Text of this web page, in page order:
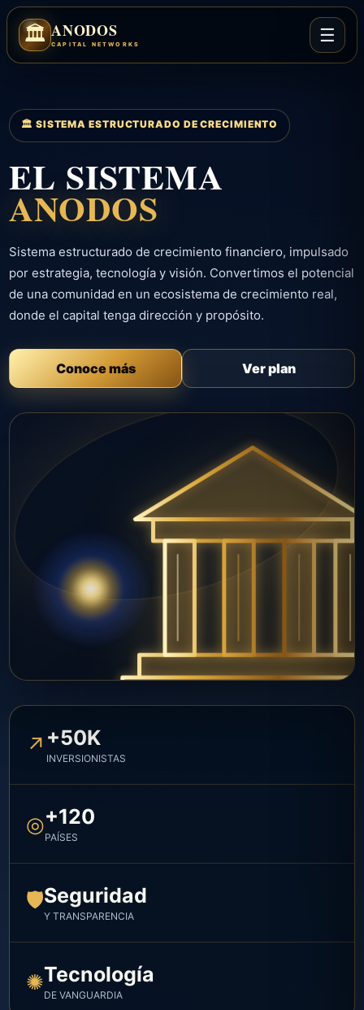
🏛️ ANODOS
CAPITAL NETWORKS ☰
🏛️ SISTEMA ESTRUCTURADO DE CRECIMIENTO
EL SISTEMA
ANODOS
Sistema estructurado de crecimiento financiero, impulsado
por estrategia, tecnología y visión. Convertimos el potencial
de una comunidad en un ecosistema de crecimiento real,
donde el capital tenga dirección y propósito.
Conoce más Ver plan
↗ +50K
INVERSIONISTAS
◎+120
PAÍSES
🛡Seguridad
Y TRANSPARENCIA
✺Tecnología
DE VANGUARDIA